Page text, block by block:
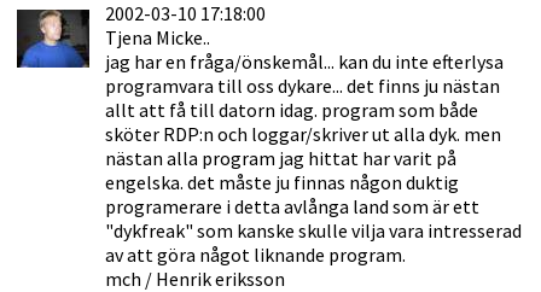
2002-03-10 17:18:00
Tjena Micke..
jag har en fråga/önskemål... kan du inte efterlysa
programvara till oss dykare... det finns ju nästan
allt att få till datorn idag. program som både
sköter RDP:n och loggar/skriver ut alla dyk. men
nästan alla program jag hittat har varit på
engelska. det måste ju finnas någon duktig
programerare i detta avlånga land som är ett
"dykfreak" som kanske skulle vilja vara intresserad
av att göra något liknande program.
mch / Henrik eriksson